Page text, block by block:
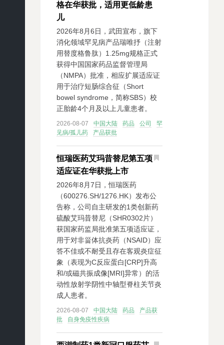
格在华获批，适用更低龄患
儿
2026年8月6日，武田宣布，旗下
消化领域罕见病产品瑞唯抒（注射
用替度格鲁肽）1.25mg规格正式
获得中国国家药品监督管理局
（NMPA）批准，相应扩展适应证
用于治疗短肠综合征（Short
bowel syndrome，简称SBS）校
正胎龄4个月及以上儿童患者。
2026-08-07 中国大陆 药品 公司
罕
见病/孤儿药
产品获批
恒瑞医药艾玛昔替尼第五项
适应证在华获批上市
2026年8月7日，恒瑞医药
（600276.SH/1276.HK）发布公
告称，公司自主研发的1类创新药
硫酸艾玛昔替尼（SHR0302片）
获国家药监局批准第五项适应证，
用于对非甾体抗炎药（NSAID）应
答不佳或不耐受且存在客观炎症征
象（表现为C反应蛋白[CRP]升高
和/或磁共振成像[MRI]异常）的活
动性放射学阴性中轴型脊柱关节炎
成人患者。
2026-08-07 中国大陆 药品
产品获
批
自身免疫性疾病